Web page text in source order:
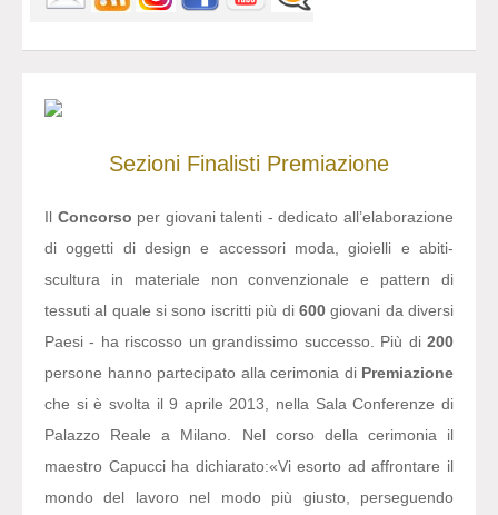
Sezioni Finalisti Premiazione
Il Concorso per giovani talenti - dedicato all’elaborazione
di oggetti di design e accessori moda, gioielli e abiti-
scultura in materiale non convenzionale e pattern di
tessuti al quale si sono iscritti più di 600giovani da diversi
Paesi - ha riscosso un grandissimo successo. Più di 200
persone hanno partecipato alla cerimonia di Premiazione
che si è svolta il 9 aprile 2013, nella Sala Conferenze di
Palazzo Reale a Milano. Nel corso della cerimonia il
maestro Capucci ha dichiarato:«Vi esorto ad affrontare il
mondo del lavoro nel modo più giusto, perseguendo